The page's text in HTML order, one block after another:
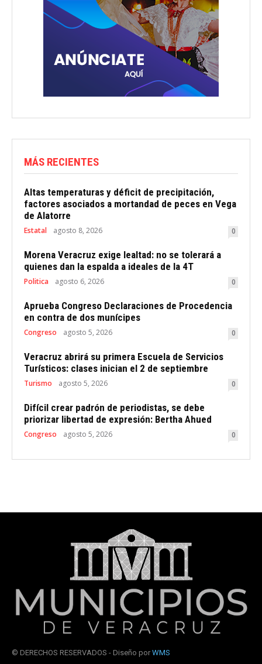
MÁS RECIENTES
Altas temperaturas y déficit de precipitación,
factores asociados a mortandad de peces en Vega
de Alatorre
Estatal agosto 8, 2026 0
Morena Veracruz exige lealtad: no se tolerará a
quienes dan la espalda a ideales de la 4T
Politica agosto 6, 2026 0
Aprueba Congreso Declaraciones de Procedencia
en contra de dos munícipes
Congreso agosto 5, 2026 0
Veracruz abrirá su primera Escuela de Servicios
Turísticos: clases inician el 2 de septiembre
Turismo agosto 5, 2026 0
Difícil crear padrón de periodistas, se debe
priorizar libertad de expresión: Bertha Ahued
Congreso agosto 5, 2026 0
© DERECHOS RESERVADOS - Diseño por WMS